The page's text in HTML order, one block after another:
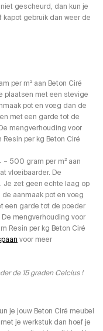
gescheurd, dan kun je
gebruik dan weer de
per m² aan Beton Ciré
plaatsen met een stevige
pot en voeg dan de
met een garde tot de
mengverhouding voor
per kg Beton Ciré
– 500 gram per m² aan
vloeibaarder. De
Je zet geen echte laag op
aanmaak pot en voeg
een garde tot de poeder
mengverhouding voor
Resin per kg Beton Ciré
voor meer
de 15 graden Celcius !
je jouw Beton Ciré meubel
je werkstuk dan hoef je